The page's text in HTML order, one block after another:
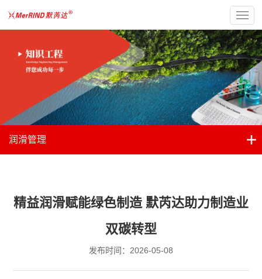
润滑管理
精益润滑赋能绿色制造 默芮达助力制造业
双碳转型
发布时间：2026-05-08